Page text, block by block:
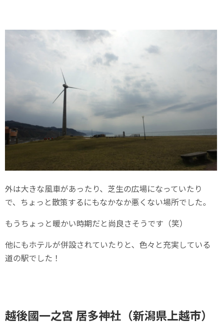
外は大きな風車があったり、芝生の広場になっていたり
で、ちょっと散策するにもなかなか悪くない場所でした。
もうちょっと暖かい時期だと尚良さそうです（笑）
他にもホテルが併設されていたりと、色々と充実している
道の駅でした！
越後國一之宮 居多神社（新潟県上越市）